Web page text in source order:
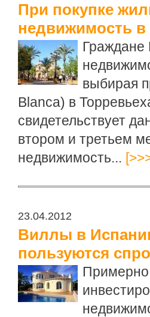
При покупке
недвижимость в
Граждане
выбирая
Blanca) в
свидетельствует
втором и третьем
недвижимость...
23.04.2012
Виллы в
пользуются
Примерно